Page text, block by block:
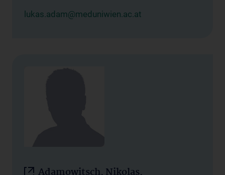
lukas.adam@meduniwien.ac.at